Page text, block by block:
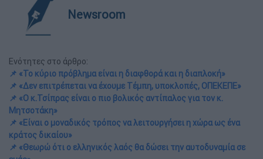
Newsroom
Ενότητες στο άρθρο:
📌 «Το κύριο πρόβλημα είναι η διαφθορά και η διαπλοκή»
📌 «Δεν επιτρέπεται να έχουμε Τέμπη, υποκλοπές, ΟΠΕΚΕΠΕ»
📌 «Ο κ.Τσίπρας είναι ο πιο βολικός αντίπαλος για τον κ.
Μητσοτάκη»
📌 «Είναι ο μοναδικός τρόπος να λειτουργήσει η χώρα ως ένα
κράτος δικαίου»
📌 «Θεωρώ ότι ο ελληνικός λαός θα δώσει την αυτοδυναμία σε